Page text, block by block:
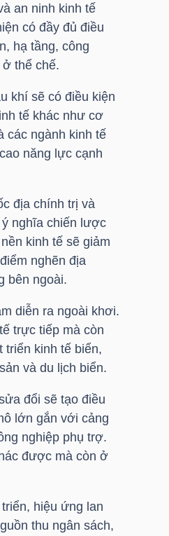
an ninh kinh tế
có đầy đủ điều
hạ tầng, công
thể chế.
khí sẽ có điều kiện
tế khác như cơ
các ngành kinh tế
năng lực cạnh
địa chính trị và
nghĩa chiến lược
kinh tế sẽ giảm
nghẽn địa
bên ngoài.
diễn ra ngoài khơi.
trực tiếp mà còn
triển kinh tế biển,
và du lịch biển.
đổi sẽ tạo điều
lớn gắn với cảng
nghiệp phụ trợ.
được mà còn ở
hiệu ứng lan
thu ngân sách,